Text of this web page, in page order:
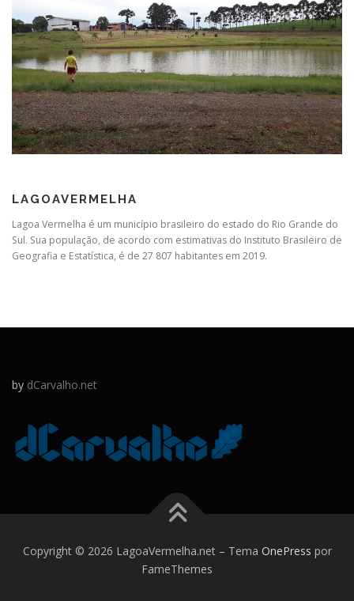
LAGOAVERMELHA
Lagoa Vermelha é um município brasileiro do estado do Rio Grande do
Sul. Sua população, de acordo com estimativas do Instituto Brasileiro de
Geografia e Estatística, é de 27 807 habitantes em 2019.
by dCarvalho.net
Copyright © 2026 LagoaVermelha.net – Tema OnePress por
FameThemes